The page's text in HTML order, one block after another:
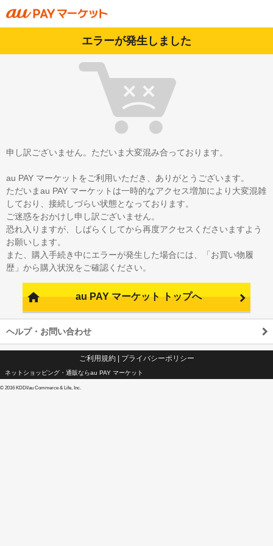
エラーが発生しました
申し訳ございません。ただいま大変混み合っております。
au PAY マーケットをご利用いただき、ありがとうございます。
ただいまau PAY マーケットは一時的なアクセス増加により大変混雑
しており、接続しづらい状態となっております。
ご迷惑をおかけし申し訳ございません。
恐れ入りますが、しばらくしてから再度アクセスくださいますよう
お願いします。
また、購入手続き中にエラーが発生した場合には、「お買い物履
歴」から購入状況をご確認ください。
au PAY マーケット トップへ
ヘルプ・お問い合わせ
ご利用規約| プライバシーポリシー
ネットショッピング・通販ならau PAY マーケット
© 2016 KDDI/au Commerce & Life, Inc.